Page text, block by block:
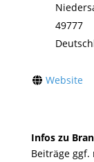
49777
Website
Infos zu
Beiträge ggf.